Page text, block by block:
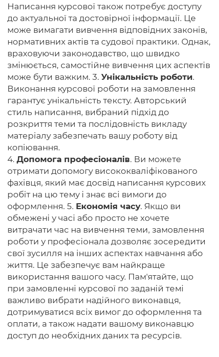
Написання курсової також потребує доступу
до актуальної та достовірної інформації. Це
може вимагати вивчення відповідних законів,
нормативних актів та судової практики. Однак,
враховуючи законодавство, що швидко
змінюється, самостійне вивчення цих аспектів
може бути важким. 3. Унікальність роботи.
Виконання курсової роботи на замовлення
гарантує унікальність тексту. Авторський
стиль написання, вибраний підхід до
розкриття теми та послідовність викладу
матеріалу забезпечать вашу роботу від
копіювання.
4. Допомога професіоналів. Ви можете
отримати допомогу висококваліфікованого
фахівця, який має досвід написання курсових
робіт на цю тему і знає всі вимоги до
оформлення. 5. Економія часу. Якщо ви
обмежені у часі або просто не хочете
витрачати час на вивчення теми, замовлення
роботи у професіонала дозволяє зосередити
свої зусилля на інших аспектах навчання або
життя. Це забезпечує вам найкраще
використання вашого часу. Пам'ятайте, що
при замовленні курсової по заданій темі
важливо вибрати надійного виконавця,
дотримуватися всіх вимог до оформлення та
оплати, а також надати вашому виконавцю
доступ до необхідних даних та ресурсів.